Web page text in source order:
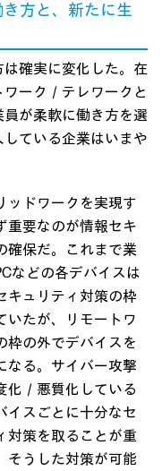
方と、新たに生
確実に変化した。在
ーク／テレワークと
が柔軟に働き方を選
ている企業はいまや
ドワークを実現す
重要なのが情報セキ
確保だ。これまで業
などの各デバイスは
キュリティ対策の枠
いたが、リモートワ
枠の外でデバイスを
なる。サイバー攻撃
化／悪質化している
イスごとに十分なセ
対策を取ることが重
そうした対策が可能